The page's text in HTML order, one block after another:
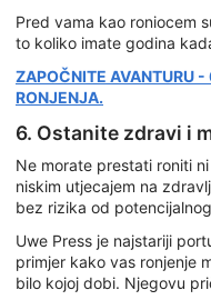
Pred vama kao roniocem
to koliko imate godina
ZAPOČNITE AVANTURU
RONJENJA.
6. Ostanite zdravi i
Ne morate prestati roniti
niskim utjecajem na
bez rizika od
Uwe Press je najstariji
primjer kako vas ronjenje
bilo kojoj dobi. Njegovu